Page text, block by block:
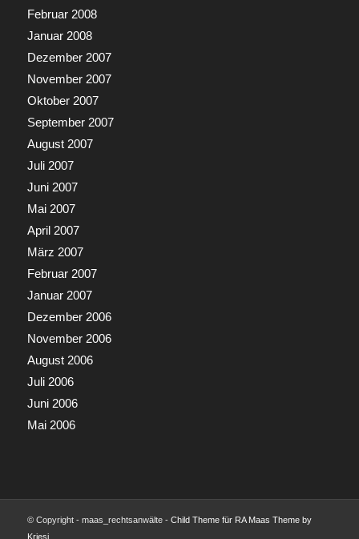
Februar 2008
Januar 2008
Dezember 2007
November 2007
Oktober 2007
September 2007
August 2007
Juli 2007
Juni 2007
Mai 2007
April 2007
März 2007
Februar 2007
Januar 2007
Dezember 2006
November 2006
August 2006
Juli 2006
Juni 2006
Mai 2006
© Copyright - maas_rechtsanwälte - Child Theme für RA Maas Theme by
Kriesi